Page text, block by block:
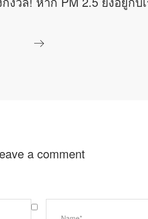
a comment